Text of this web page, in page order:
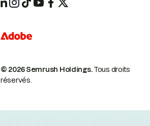
© 2026 Semrush Holdings.Tous droits
réservés.